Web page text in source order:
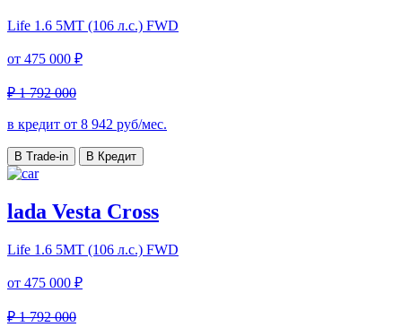
Life 1.6 5MT (106 л.с.) FWD
от 475 000 ₽
₽ 1 792 000
в кредит от 8 942 руб/мес.
В Trade-in В Кредит
lada Vesta Cross
Life 1.6 5MT (106 л.с.) FWD
от 475 000 ₽
₽ 1 792 000